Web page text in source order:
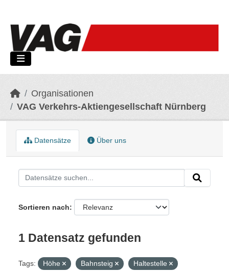
Organisationen
VAG Verkehrs-Aktiengesellschaft Nürnberg
Datensätze Über uns
Sortieren nach
1 Datensatz gefunden
Tags: Höhe Bahnsteig
Haltestelle